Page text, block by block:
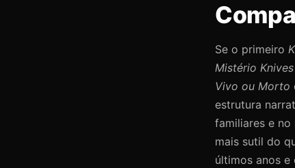
Se o primeiro
Mistério
Vivo ou Morto
estrutura
familiares e
mais sutil do
últimos anos e